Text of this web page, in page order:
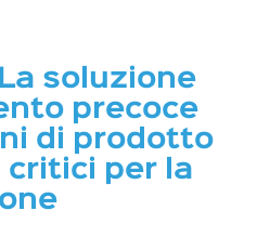
soluzione
precoce
di prodotto
critici per la